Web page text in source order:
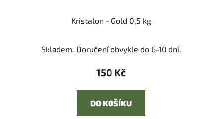
Kristalon - Gold 0,5 kg
Skladem. Doručení obvykle do 6-10 dní.
150 Kč
DO KOŠÍKU